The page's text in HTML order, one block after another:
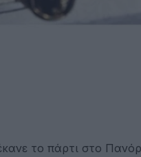
το πάρτι στο